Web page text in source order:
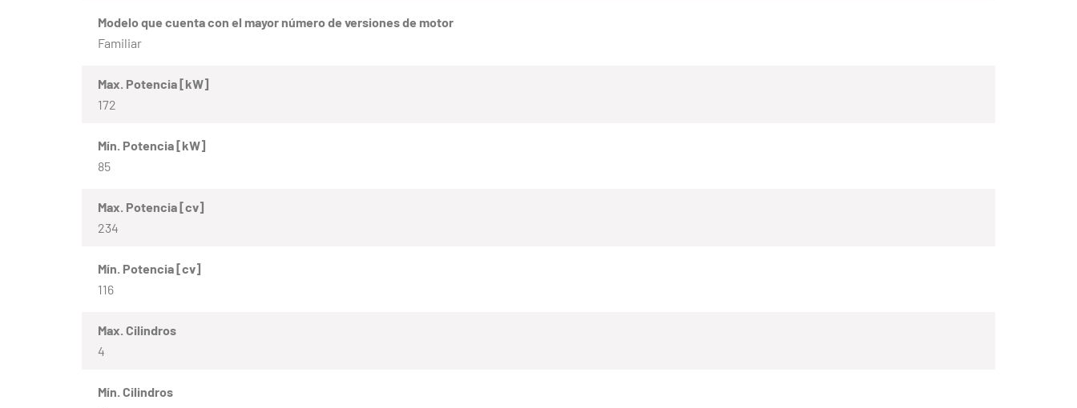
Modelo que cuenta con el mayor número de versiones de motor
Familiar
Max. Potencia [kW]
172
Mín. Potencia [kW]
85
Max. Potencia [cv]
234
Mín. Potencia [cv]
116
Max. Cilindros
4
Mín. Cilindros